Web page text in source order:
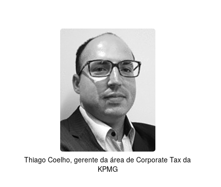
Thiago Coelho, gerente da área de Corporate Tax da
KPMG